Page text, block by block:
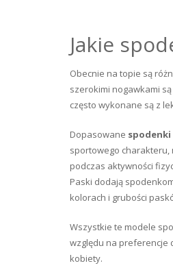
Jakie
Obecnie na topie są
szerokimi nogawkami
często wykonane są z
Dopasowane spodenki
sportowego charakteru,
podczas aktywności
Paski dodają
kolorach i grubości
Wszystkie te modele
względu na preferencje
kobiety.